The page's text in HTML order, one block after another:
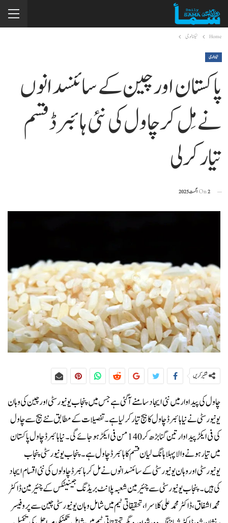
Home ٹیکنالوجی
ٹیکنالوجی
پاکستان اور چین کے سائنسدانوں
نے مِل کر چاول کی نئی ہائبرڈ قسم
تیار کرلی
On2 اگست 2025
شئیر کریں
چاول کی پیداوار میں نئی ایجاد سامنے آ گئی ہے جس میں پنجاب یونیورسٹی اور چین کی وہان
یونیورسٹی نے نیا ہائبرڈ چاول کا بیج تیار کر لیا ہے۔تفصیلات کے مطابق نئے بیج سے چاول
کی فی ایکڑ پیداوار تین گنا بڑھ کر 140 من فی ایکڑ ہو جائے گی۔ نیا ہائبرڈ چاول پاکستان
میں تیار ہونے والا پہلا ہانگ لیان قسم کا ہائبرڈ چاول ہے۔ پنجاب یونیورسٹی پنجاب
یونیورسٹی اور وہان یونیورسٹی کے سائنسدانوں نے مل کر ہائبرڈ چاولوں کی نئی اقسام ایجاد
کی ہیں۔پنجاب یونیورسٹی سے چئیرمین شعبہ پلانٹ بریڈنگ جینیٹکس کے چئیرمین ڈاکٹر
محمد اشفاق، ڈاکٹر محمد علی کلاسرا، تحقیقاتی ٹیم میں شامل وہان یونیورسٹی چین سے پروفیسر